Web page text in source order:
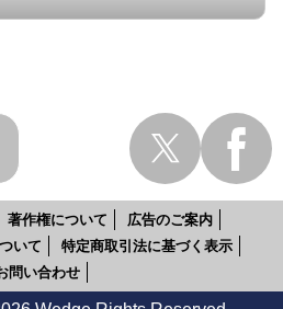
著作権について
広告のご案内
いて
特定商取引法に基づく表示
問い合わせ